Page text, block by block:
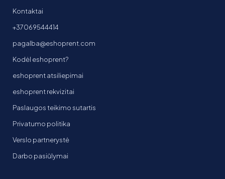
Kontaktai
+37069544414
pagalba@eshoprent.com
Kodėl eshoprent?
eshoprent atsiliepimai
eshoprent rekvizitai
Paslaugos teikimo sutartis
Privatumo politika
Verslo partnerystė
Darbo pasiūlymai